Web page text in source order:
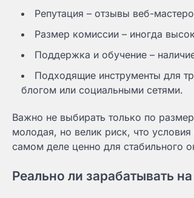
Репутация – отзывы веб-
Размер комиссии – иногда
Поддержка и обучение –
Подходящие инструменты для
блогом или социальными сетями.
Важно не выбирать только по
молодая, но велик риск, что
самом деле ценно для стабильного
Реально ли зарабатывать